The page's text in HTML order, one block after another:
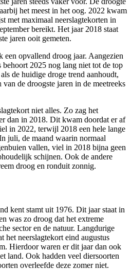
het meest in het oog. 2022 kwam
met maximaal neerslagtekorten in
bereikt. Het jaar 2018 staat
jaren ooit gemeten.
een opvallend droog jaar. Aangezien
2025 nog lang niet tot de top
de huidige droge trend aanhoudt,
van de droogste jaren in de meetreeks
niet alles. Zo zag het
dan in 2018. Dit kwam doordat er af
in 2022, terwijl 2018 een hele lange
juli, de maand waarin normaal
vallen, viel in 2018 bijna geen
schijnen. Ook de andere
droog en ronduit zonnig.
kent stamt uit 1976. Dit jaar staat in
was zo droog dat het extreme
sector en de natuur. Langdurige
het neerslagtekort eind augustus
Hierdoor waren er dit jaar dan ook
land. Ook hadden veel diersoorten
overleefde deze zomer niet.